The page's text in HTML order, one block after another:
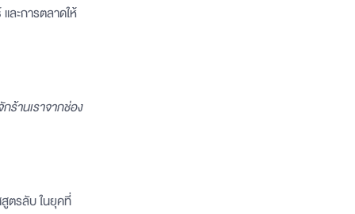
ละการตลาดให้
ร้านเราจากช่อง
ตรลับ ในยุคที่